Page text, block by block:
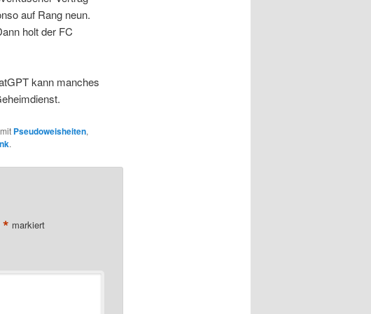
auf Rang neun.
holt der FC
kann manches
Pseudoweisheiten,
.
* markiert